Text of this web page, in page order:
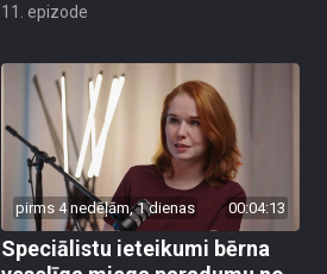
11. epizode
pirms 4 nedēļām, 1 dienas 00:04:13
Speciālistu ieteikumi bērna